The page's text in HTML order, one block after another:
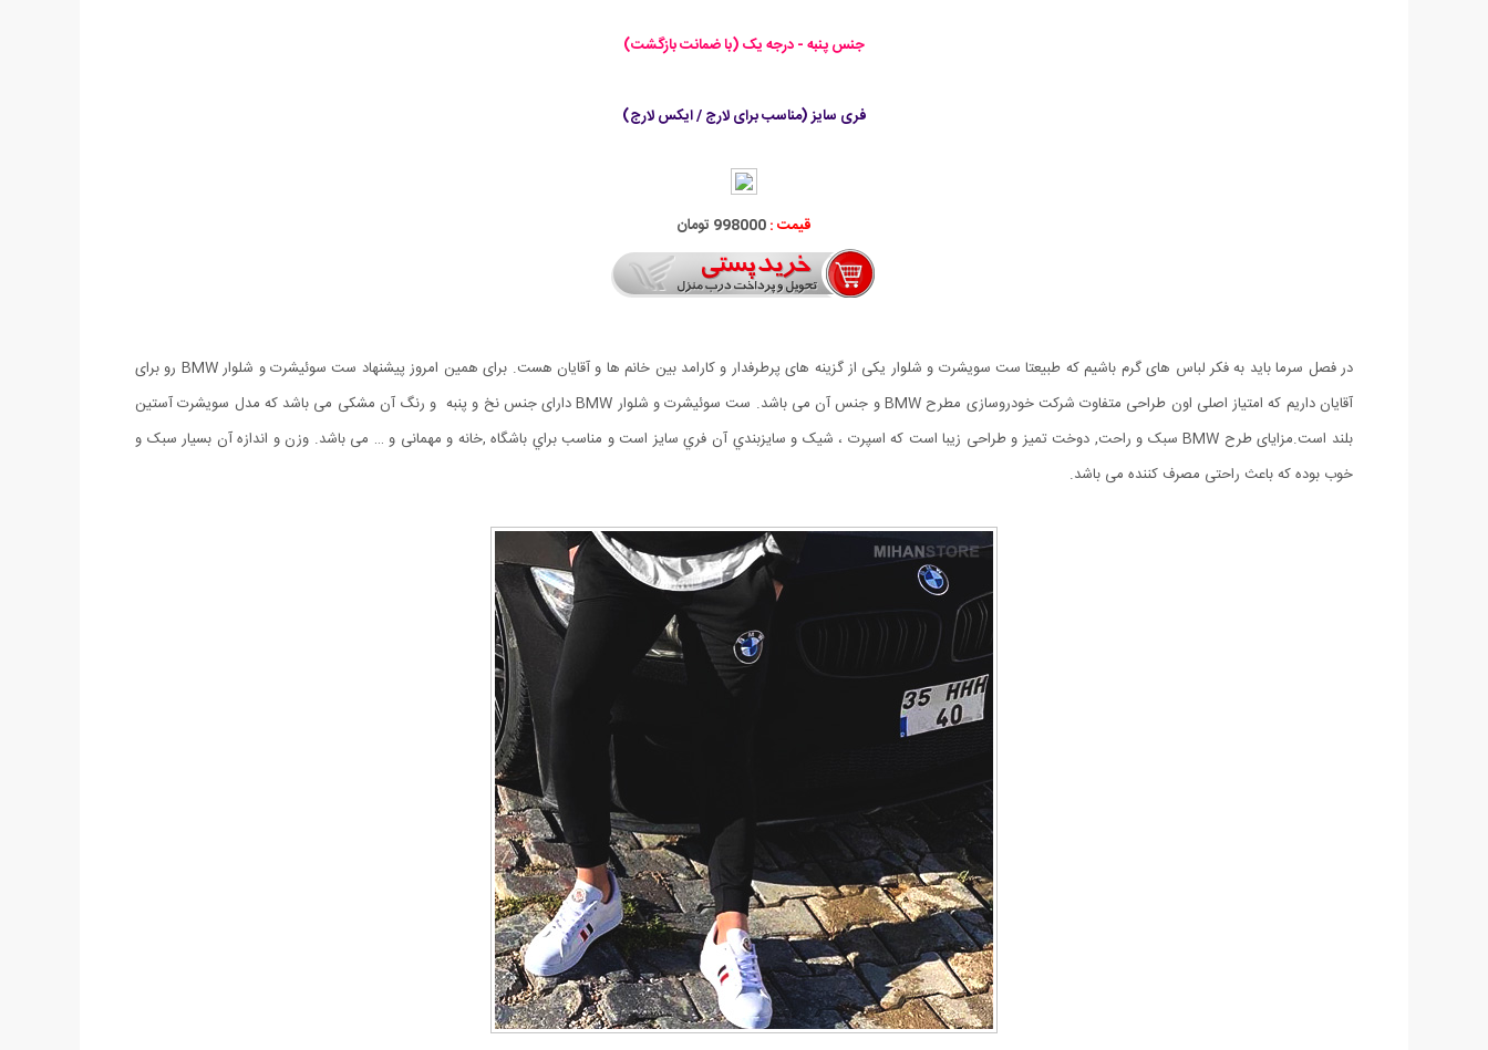
جنس پنبه - درجه یک (با ضمانت بازگشت)
فری سایز (مناسب برای لارج / ایکس لارج)
قیمت :998000 تومان
در فصل سرما باید به فکر لباس های گرم باشیم که طبیعتا ست سویشرت و شلوار یکی از گزینه های پرطرفدار و کارامد بین خانم ها و آقایان هست. برای همین امروز پیشنهاد ست سوئیشرت و شلوار BMW رو برای
آقایان داریم که امتیاز اصلی اون طراحی متفاوت شرکت خودروسازی مطرح BMW و جنس آن می باشد. ست سوئیشرت و شلوار BMW دارای جنس نخ و پنبه و رنگ آن مشکی می باشد که مدل سویشرت آستین
بلند است.مزايای طرح BMW سبک و راحت, دوخت تميز و طراحی زیبا است که اسپرت ، شیک و سايزبندي آن فري سايز است و مناسب براي باشگاه ,خانه و مهمانی و … می باشد. وزن و اندازه آن بسیار سبک و
خوب بوده که باعث راحتی مصرف کننده می باشد.